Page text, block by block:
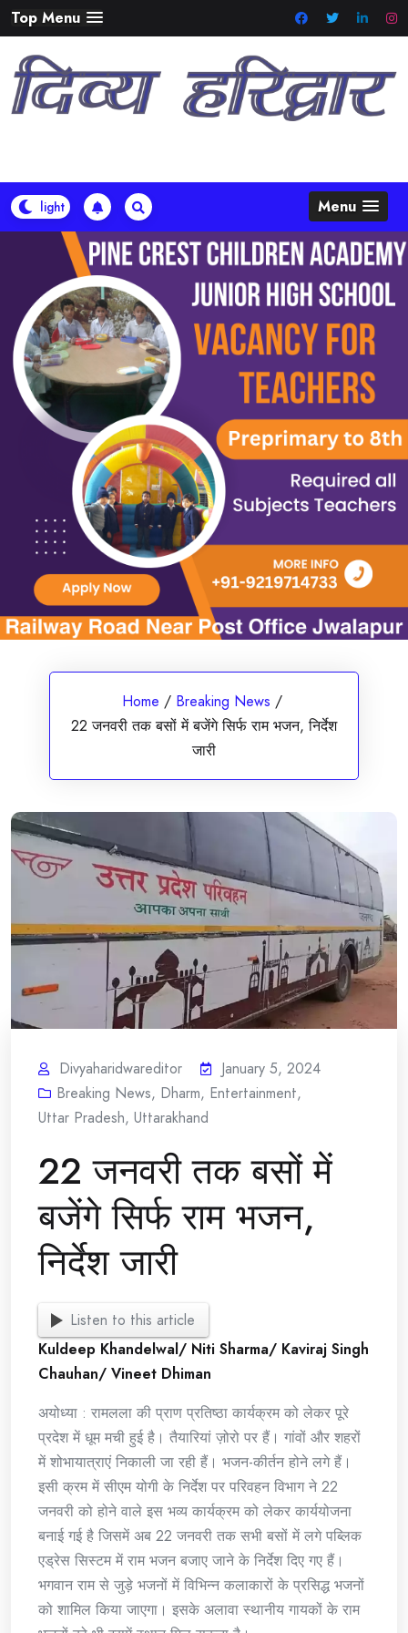
Skip
to
content
Top Menu
Menu
Home / Breaking News /
22 जनवरी तक बसों में बजेंगे सिर्फ राम भजन, निर्देश
जारी
Divyaharidwareditor
January 5, 2024
Breaking News, Dharm, Entertainment,
Uttar Pradesh, Uttarakhand
22 जनवरी तक बसों में
बजेंगे सिर्फ राम भजन,
निर्देश जारी
Listen to this article
Kuldeep Khandelwal/ Niti Sharma/ Kaviraj Singh
Chauhan/ Vineet Dhiman
अयोध्या : रामलला की प्राण प्रतिष्ठा कार्यक्रम को लेकर पूरे
प्रदेश में धूम मची हुई है। तैयारियां ज़ोरो पर हैं। गांवों और शहरों
में शोभायात्राएं निकाली जा रही हैं। भजन-कीर्तन होने लगे हैं।
इसी क्रम में सीएम योगी के निर्देश पर परिवहन विभाग ने 22
जनवरी को होने वाले इस भव्य कार्यक्रम को लेकर कार्ययोजना
बनाई गई है जिसमें अब 22 जनवरी तक सभी बसों में लगे पब्लिक
एड्रेस सिस्टम में राम भजन बजाए जाने के निर्देश दिए गए हैं।
भगवान राम से जुड़े भजनों में विभिन्न कलाकारों के प्रसिद्ध भजनों
को शामिल किया जाएगा। इसके अलावा स्थानीय गायकों के राम